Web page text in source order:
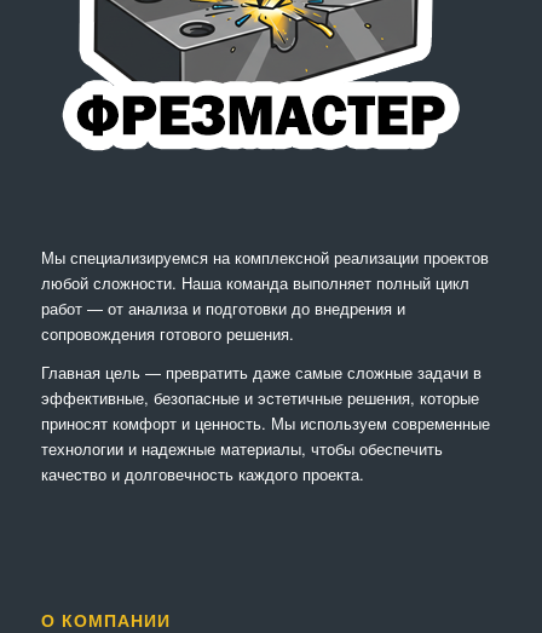
Мы специализируемся на комплексной реализации проектов
любой сложности. Наша команда выполняет полный цикл
работ — от анализа и подготовки до внедрения и
сопровождения готового решения.
Главная цель — превратить даже самые сложные задачи в
эффективные, безопасные и эстетичные решения, которые
приносят комфорт и ценность. Мы используем современные
технологии и надежные материалы, чтобы обеспечить
качество и долговечность каждого проекта.
О КОМПАНИИ